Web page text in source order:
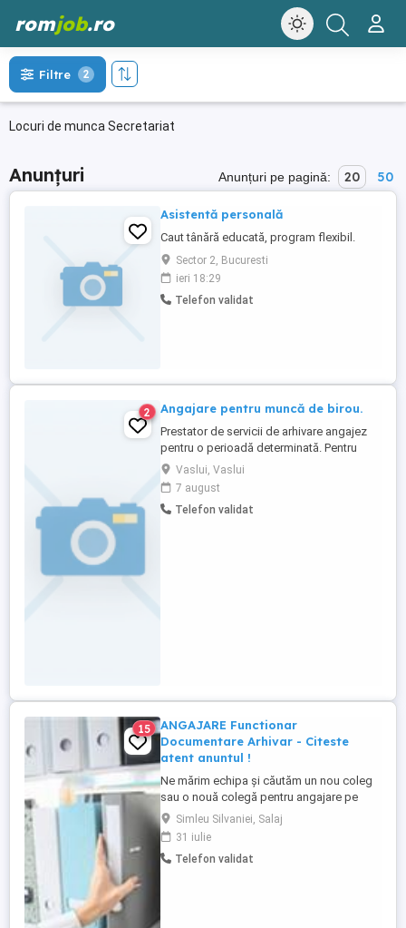
romjob.ro
Locuri de munca Secretariat
Filtre 2
Anunțuri Anunțuri pe pagină: 20 50
Asistentă personală
Caut tânără educată, program flexibil.
Sector 2, Bucuresti
ieri 18:29
Telefon validat
2 Angajare pentru muncă de birou.
Prestator de servicii de arhivare angajez
pentru o perioadă determinată. Pentru
detalii suplimentare apelați la numărul
afișat.
Vaslui, Vaslui
7 august
Telefon validat
15
ANGAJARE Functionar
Documentare Arhivar - Citeste
atent anuntul !
Ne mărim echipa și căutăm un nou coleg
sau o nouă colegă pentru angajare pe
rolul de Functionar documentare Arhivar!
Pentru angajare este necesară experiența
de lucru cu documentele, minim 1-3 luni, în
domenii precum : arhivare, administrativ,
Simleu Silvaniei, Salaj
31 iulie
Telefon validat